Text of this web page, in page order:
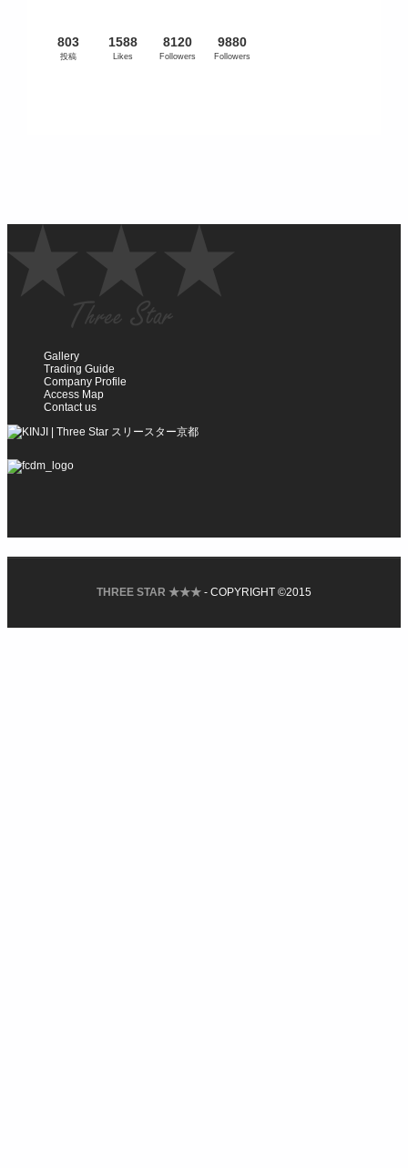
803
投稿
1588
Likes
8120
Followers
9880
Followers
Gallery
Trading Guide
Company Profile
Access Map
Contact us
THREE STAR ★★★ - COPYRIGHT ©2015